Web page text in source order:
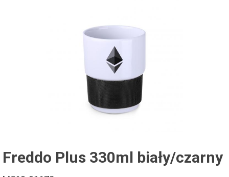
Freddo Plus 330ml biały/czarny